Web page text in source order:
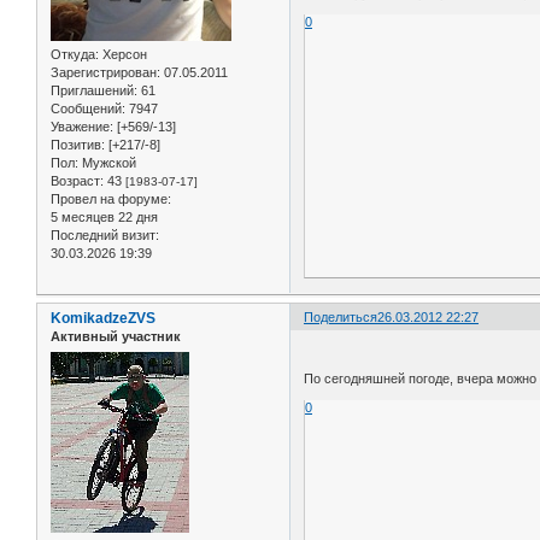
Откуда: Херсон
Зарегистрирован: 07.05.2011
Приглашений: 61
Сообщений: 7947
Уважение: [+569/-13]
Позитив: [+217/-8]
Пол: Мужской
Возраст: 43 [1983-07-17]
Провел на форуме:
5 месяцев 22 дня
Последний визит:
30.03.2026 19:39
0
Поделиться26.03.2012 22:27
KomikadzeZVS
Активный участник
По сегодняшней погоде, вчера можно
0